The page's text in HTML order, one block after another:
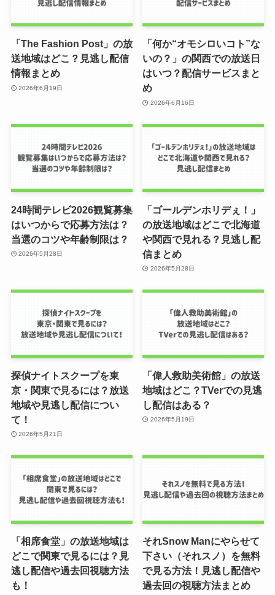
「The Fashion Post」の放
送地域はどこ？見逃し配信
情報まとめ
2026年6月19日
「何か“オモシロいコト”な
いの？」の関西での放送日
はいつ？配信サービスまと
め
2026年6月16日
24時間テレビ2026観覧募集
はいつからで応募方法は？
当選のコツや年齢制限は？
2026年5月28日
「ゴールデンホリデぇ！」
の放送地域はどこで北海道
や関西で見れる？見逃し配
信まとめ
2026年5月28日
探偵ナイトスクープを東
京・関東で見るには？放送
地域や見逃し配信につい
て！
2026年5月21日
「偉人救助美術館」の放送
地域はどこ？TVerでの見逃
し配信はある？
2026年5月19日
「相席食堂」の放送地域は
どこで関東で見るには？見
逃し配信や過去回視聴方法
も！
それSnow Manにやらせて
下さい（それスノ）を無料
で見る方法！見逃し配信や
過去回の視聴方法まとめ